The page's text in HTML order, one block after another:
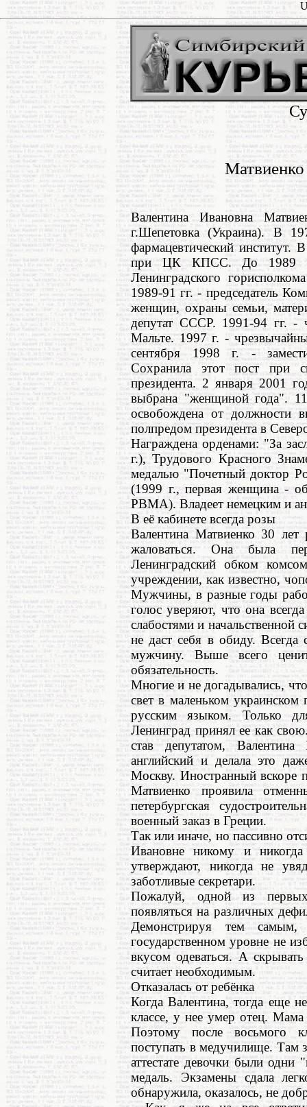
Валентина Ивановна
г.Шепетовка (Украина). В
фармацевтический
при ЦК КПСС. До 1989 г.
Ленинградского
1989-91 гг. - председатель
женщин, охраны семьи,
депутат СССР. 1991-94 гг. -
Мальте. 1997 г. -
сентября 1998 г. -
Сохранила этот пост при
президента. 2 января 2001
выбрана "женщиной года".
освобождена от должности
полпредом президента в
Награждена орденами: "За
г.), Трудового Красного
медалью "Почетный доктор
(1999 г., первая женщина -
РВМА). Владеет немецким и
В её кабинете всегда розы
Валентина Матвиенко 30 лет
жаловаться. Она была
Ленинградский обком
учреждении, как известно,
Мужчины, в разные годы
голос уверяют, что она
слабостями и
не даст себя в обиду. Всегда
мужчину. Выше всего
обязательность.
Многие и не догадывались,
свет в маленьком
русским языком. Только
Ленинград принял ее как
став депутатом,
английский и делала это
Москву. Иностранный вскоре
Матвиенко проявила
петербургская
военный заказ в Греции.
Так или иначе, но пассивно
Ивановне никому и
утверждают, никогда не
заботливые секретари.
Пожалуй, одной из первых
появляться на различных
Демонстрируя тем
государственном уровне не
вкусом одеваться. А
считает необходимым.
Отказалась от ребёнка
Когда Валентина, тогда еще
классе, у нее умер отец.
Поэтому после восьмого
поступать в медучилище. Там
аттестате девочки были
медаль. Экзамены сдала
обнаружила, оказалось, не